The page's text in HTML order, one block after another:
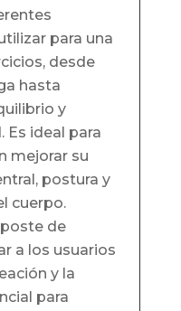
para una
desde
hasta
y
Es ideal para
mejorar su
postura y
cuerpo.
de
a los usuarios
y la
para